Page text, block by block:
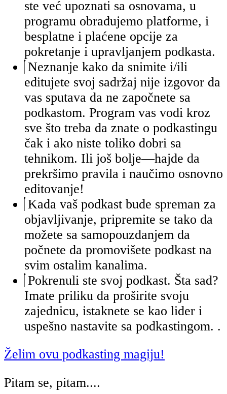
ste već upoznati sa osnovama, u
programu obrađujemo platforme, i
besplatne i plaćene opcije za
pokretanje i upravljanjem podkasta.
Neznanje kako da snimite i/ili
editujete svoj sadržaj nije izgovor da
vas sputava da ne započnete sa
podkastom. Program vas vodi kroz
sve što treba da znate o podkastingu
čak i ako niste toliko dobri sa
tehnikom. Ili još bolje—hajde da
prekršimo pravila i naučimo osnovno
editovanje!
Kada vaš podkast bude spreman za
objavljivanje, pripremite se tako da
možete sa samopouzdanjem da
počnete da promovišete podkast na
svim ostalim kanalima.
Pokrenuli ste svoj podkast. Šta sad?
Imate priliku da proširite svoju
zajednicu, istaknete se kao lider i
uspešno nastavite sa podkastingom. .
Želim ovu podkasting magiju!
Pitam se, pitam....